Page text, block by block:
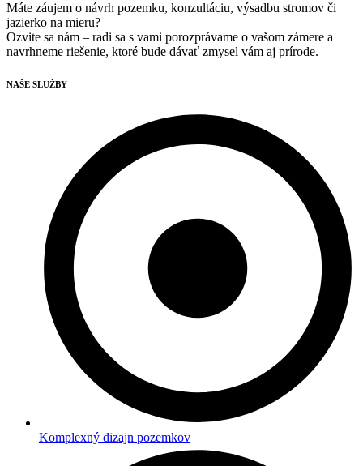
Máte záujem o návrh pozemku, konzultáciu, výsadbu stromov či
jazierko na mieru?
Ozvite sa nám – radi sa s vami porozprávame o vašom zámere a
navrhneme riešenie, ktoré bude dávať zmysel vám aj prírode.
NAŠE SLUŽBY
Komplexný dizajn pozemkov